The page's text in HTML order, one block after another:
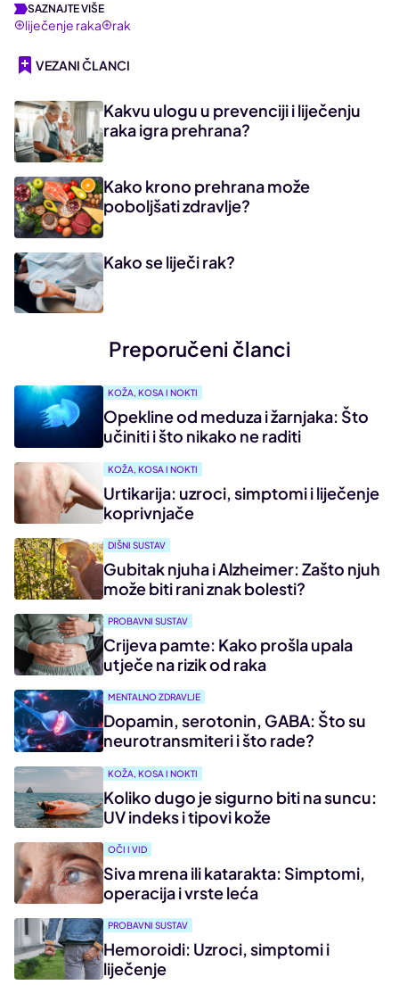
SAZNAJTE VIŠE
liječenje raka rak
VEZANI ČLANCI
Kakvu ulogu u prevenciji i liječenju
raka igra prehrana?
Kako krono prehrana može
poboljšati zdravlje?
Kako se liječi rak?
Preporučeni članci
KOŽA, KOSA I NOKTI
Opekline od meduza i žarnjaka: Što
učiniti i što nikako ne raditi
KOŽA, KOSA I NOKTI
Urtikarija: uzroci, simptomi i liječenje
koprivnjače
DIŠNI SUSTAV
Gubitak njuha i Alzheimer: Zašto njuh
može biti rani znak bolesti?
PROBAVNI SUSTAV
Crijeva pamte: Kako prošla upala
utječe na rizik od raka
MENTALNO ZDRAVLJE
Dopamin, serotonin, GABA: Što su
neurotransmiteri i što rade?
KOŽA, KOSA I NOKTI
Koliko dugo je sigurno biti na suncu:
UV indeks i tipovi kože
OČI I VID
Siva mrena ili katarakta: Simptomi,
operacija i vrste leća
PROBAVNI SUSTAV
Hemoroidi: Uzroci, simptomi i
liječenje